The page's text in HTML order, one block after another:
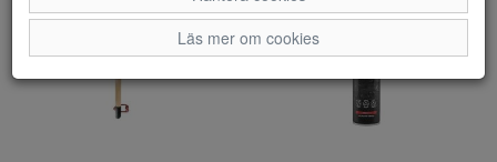
Läs mer om cookies